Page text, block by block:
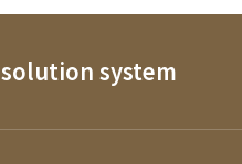
system